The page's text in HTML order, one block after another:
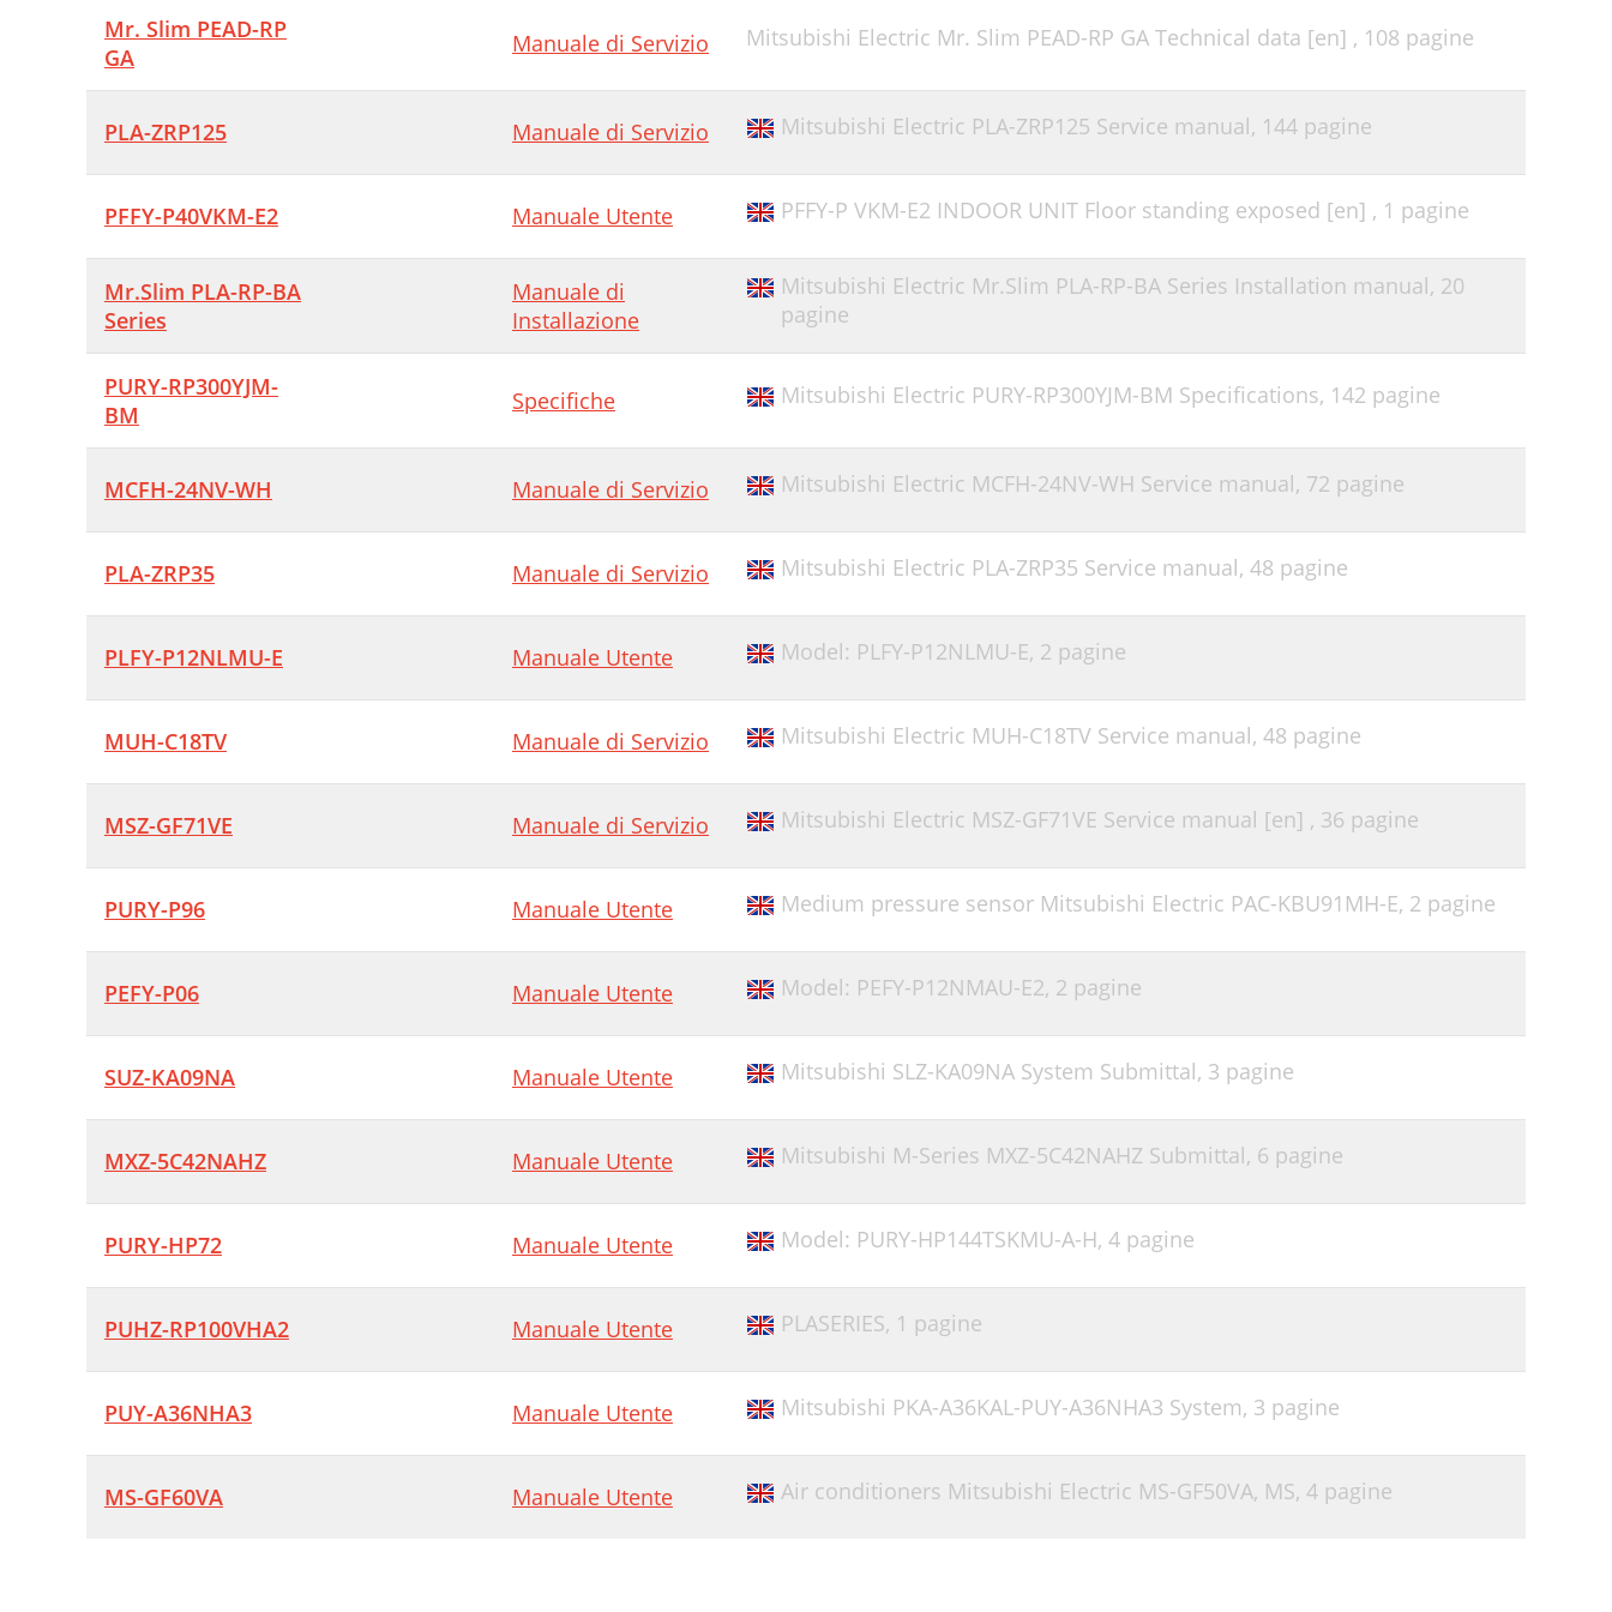
Mr. Slim PEAD-RP
GA
Manuale di Servizio Mitsubishi Electric Mr. Slim PEAD-RP GA Technical data [en] , 108 pagine
PLA-ZRP125 Manuale di Servizio Mitsubishi Electric PLA-ZRP125 Service manual, 144 pagine
PFFY-P40VKM-E2 Manuale Utente PFFY-P VKM-E2 INDOOR UNIT Floor standing exposed [en] , 1 pagine
Mr.Slim PLA-RP-BA
Series
Manuale di
Installazione
Mitsubishi Electric Mr.Slim PLA-RP-BA Series Installation manual, 20
pagine
PURY-RP300YJM-
BM
Specifiche Mitsubishi Electric PURY-RP300YJM-BM Specifications, 142 pagine
MCFH-24NV-WH Manuale di Servizio Mitsubishi Electric MCFH-24NV-WH Service manual, 72 pagine
PLA-ZRP35 Manuale di Servizio Mitsubishi Electric PLA-ZRP35 Service manual, 48 pagine
PLFY-P12NLMU-E Manuale Utente Model: PLFY-P12NLMU-E, 2 pagine
MUH-C18TV Manuale di Servizio Mitsubishi Electric MUH-C18TV Service manual, 48 pagine
MSZ-GF71VE Manuale di Servizio Mitsubishi Electric MSZ-GF71VE Service manual [en] , 36 pagine
PURY-P96 Manuale Utente Medium pressure sensor Mitsubishi Electric PAC-KBU91MH-E, 2 pagine
PEFY-P06 Manuale Utente Model: PEFY-P12NMAU-E2, 2 pagine
SUZ-KA09NA Manuale Utente Mitsubishi SLZ-KA09NA System Submittal, 3 pagine
MXZ-5C42NAHZ Manuale Utente Mitsubishi M-Series MXZ-5C42NAHZ Submittal, 6 pagine
PURY-HP72 Manuale Utente Model: PURY-HP144TSKMU-A-H, 4 pagine
PUHZ-RP100VHA2 Manuale Utente PLASERIES, 1 pagine
PUY-A36NHA3 Manuale Utente Mitsubishi PKA-A36KAL-PUY-A36NHA3 System, 3 pagine
MS-GF60VA Manuale Utente Air conditioners Mitsubishi Electric MS-GF50VA, MS, 4 pagine